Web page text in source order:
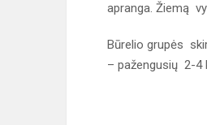
apranga. Žiemą
Būrelio grupės
– pažengusių 2-4